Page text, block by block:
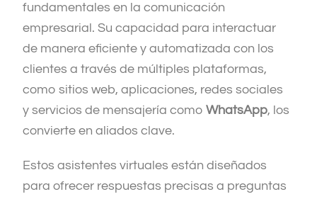
fundamentales en la comunicación
empresarial. Su capacidad para interactuar
de manera eficiente y automatizada con los
clientes a través de múltiples plataformas,
como sitios web, aplicaciones, redes sociales
y servicios de mensajería comoWhatsApp, los
convierte en aliados clave.
Estos asistentes virtuales están diseñados
para ofrecer respuestas precisas a preguntas